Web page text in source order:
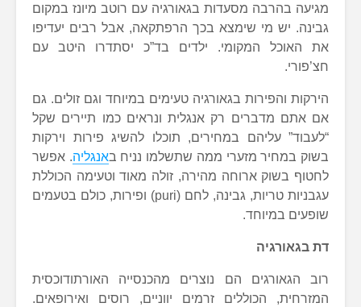
מגיעה בהרבה מסעדות בגאורגיה עם רוטב מיונז במקום
גבינה. יש מי שימצא בכך הרפתקאה, אבל רבים יעדיפו
את האוכל המקומי. ילדים בד”כ יסתדרו היטב עם
חצ’פורי.
הירקות והפירות בגאורגיה טעימים במיוחד וגם זולים. גם
אם אתם מדברים רק אנגלית ונראים כמו תיירים שקל
“לעבוד” עליהם במחירים, תוכלו להשיג פירות וירקות
בשוק במחיר מזערי ממה שתשלמו נניח באנגליה. אפשר
לחטוף בשוק ארוחה מהירה, זולה מאוד וטעימה הכוללת
עגבניות טריות, גבינה, לחם (puri) ופירות, כולם בטעמים
שופעים במיוחד.
דת בגאורגיה
רוב הגאורגים הם נוצרים מהכנסייה האורתודוכסית
המזרחית, הכוללים זרמים יווניים, רוסים ואירופאים.